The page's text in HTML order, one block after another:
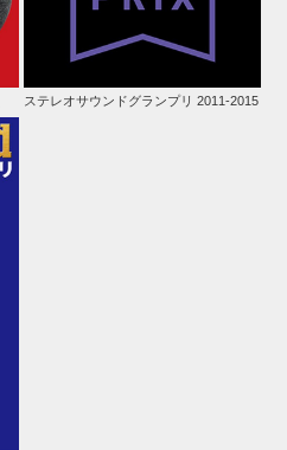
ステレオサウンドグランプリ 2011-2015